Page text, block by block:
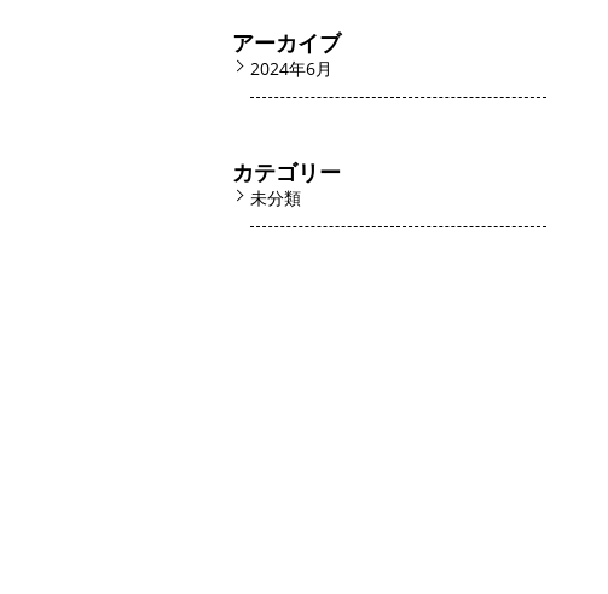
アーカイブ
2024年6月
カテゴリー
未分類